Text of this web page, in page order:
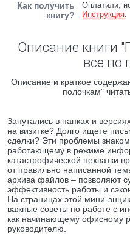
Как получить
книгу?
Оплатили,
Инструкция.
Описание книги
все по
Описание и краткое
полочкам"
Запутались в папках и
на визитке? Долго ищете
сделки? Эти проблемы
работающему в режиме
катастрофической нехватки
от правильно написанной
архива файлов – позволяют
эффективность работы и
На страницах этой мини-
важные советы по работе с
как начинающему офисному
руководителю.